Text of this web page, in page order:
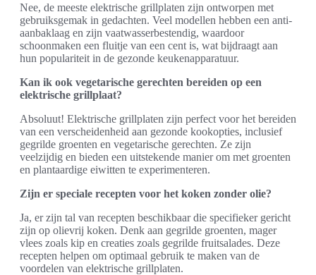
Nee, de meeste elektrische grillplaten zijn ontworpen met
gebruiksgemak in gedachten. Veel modellen hebben een anti-
aanbaklaag en zijn vaatwasserbestendig, waardoor
schoonmaken een fluitje van een cent is, wat bijdraagt aan
hun populariteit in de gezonde keukenapparatuur.
Kan ik ook vegetarische gerechten bereiden op een
elektrische grillplaat?
Absoluut! Elektrische grillplaten zijn perfect voor het bereiden
van een verscheidenheid aan gezonde kookopties, inclusief
gegrilde groenten en vegetarische gerechten. Ze zijn
veelzijdig en bieden een uitstekende manier om met groenten
en plantaardige eiwitten te experimenteren.
Zijn er speciale recepten voor het koken zonder olie?
Ja, er zijn tal van recepten beschikbaar die specifieker gericht
zijn op olievrij koken. Denk aan gegrilde groenten, mager
vlees zoals kip en creaties zoals gegrilde fruitsalades. Deze
recepten helpen om optimaal gebruik te maken van de
voordelen van elektrische grillplaten.